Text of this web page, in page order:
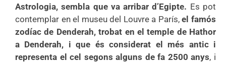
Astrologia, sembla que va arribar d’Egipte. Es pot
contemplar en el museu del Louvre a París,el famós
zodíac de Denderah, trobat en el temple de Hathor
a Denderah, i que és considerat el més antic i
representa el cel segons alguns de fa 2500 anys, i